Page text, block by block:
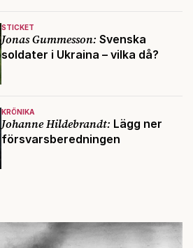
STICKET
Jonas Gummesson: Svenska
soldater i Ukraina – vilka då?
KRÖNIKA
Johanne Hildebrandt: Lägg ner
försvarsberedningen